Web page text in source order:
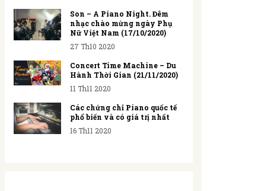
Son – A Piano Night. Đêm
nhạc chào mừng ngày Phụ
Nữ Việt Nam (17/10/2020)
27 Th10 2020
Concert Time Machine – Du
Hành Thời Gian (21/11/2020)
11 Th11 2020
Các chứng chỉ Piano quốc tế
phổ biến và có giá trị nhất
16 Th11 2020